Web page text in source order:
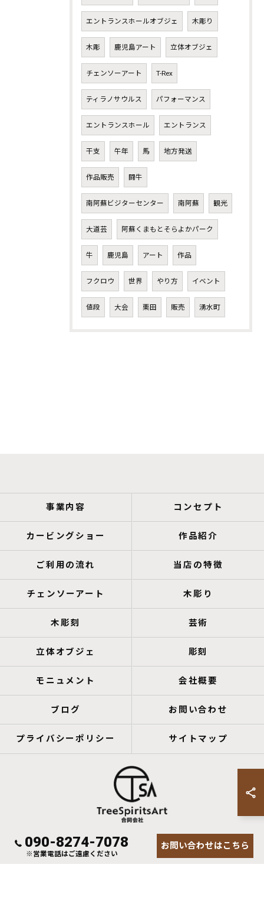
エントランスホールオブジェ 木彫り
木彫 鹿児島アート 立体オブジェ
チェンソーアート T-Rex
ティラノサウルス パフォーマンス
エントランスホール エントランス
干支 午年 馬 地方発送
作品販売 闘牛
南阿蘇ビジターセンター 南阿蘇 観光
大道芸 阿蘇くまもとそらよかパーク
牛 鹿児島 アート 作品
フクロウ 世界 やり方 イベント
値段 大会 栗田 販売 湧水町
090-8274-7078
※営業電話はご遠慮ください
お問い合わせはこちら
事業内容 コンセプト
カービングショー 作品紹介
ご利用の流れ 当店の特徴
チェンソーアート 木彫り
木彫刻 芸術
立体オブジェ 彫刻
モニュメント 会社概要
ブログ お問い合わせ
プライバシーポリシー サイトマップ
© 2026 鹿児島のアートならTreeSpiritsArt合同会社 ALL RIGHTS RESERVED.